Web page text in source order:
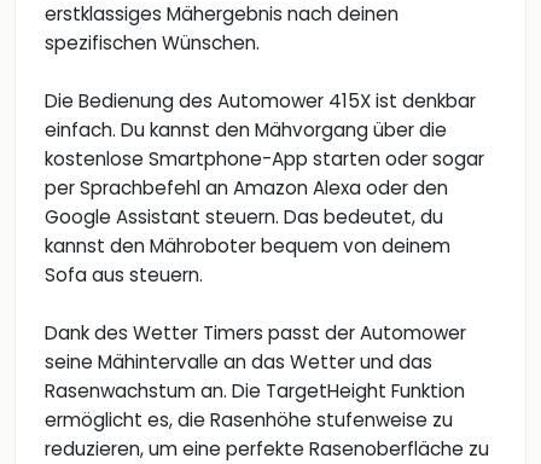
erstklassiges Mähergebnis nach deinen
spezifischen Wünschen.
Die Bedienung des Automower 415X ist denkbar
einfach. Du kannst den Mähvorgang über die
kostenlose Smartphone-App starten oder sogar
per Sprachbefehl an Amazon Alexa oder den
Google Assistant steuern. Das bedeutet, du
kannst den Mähroboter bequem von deinem
Sofa aus steuern.
Dank des Wetter Timers passt der Automower
seine Mähintervalle an das Wetter und das
Rasenwachstum an. Die TargetHeight Funktion
ermöglicht es, die Rasenhöhe stufenweise zu
reduzieren, um eine perfekte Rasenoberfläche zu